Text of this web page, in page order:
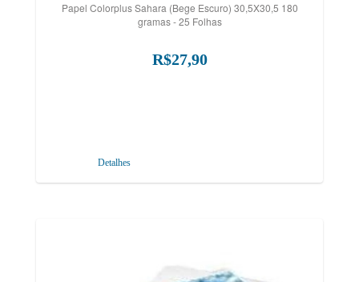
Papel Colorplus Sahara (Bege Escuro) 30,5X30,5 180
gramas - 25 Folhas
R$27,90
Detalhes